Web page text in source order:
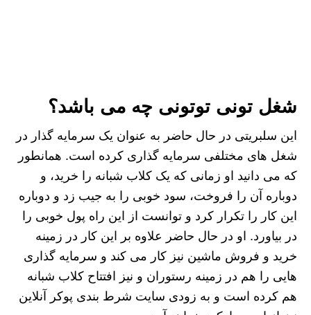
شغل تونی توتونی چه می باشد؟
این سلبریتی در حال حاضر به عنوان یک سرمایه گذار در
شغل های مختلفی سرمایه گذاری کرده است. همانطور
که می دانید او زمانی که یک کلاب شبانه را خرید، و
دوباره آن را فروخت، سود خوبی را به جیب زد و دوباره
این کار را تکرار کرد و توانست از این راه پول خوبی را
در بیاورد. او در حال حاضر علاوه بر این کار در زمینه
خرید و فروش ماشین نیز کار می کند و سرمایه گذاری
هایی را هم در زمینه رستوران و نیز افتتاح کلاب شبانه
هم کرده است و به زودی سایت شرط بندی پوکر آنلاین